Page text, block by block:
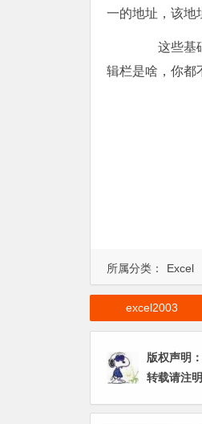
一的地址，该地
这些基础
辑栏是啥，你都
所属分类： Excel
excel2003
版权声明：
转载请注明